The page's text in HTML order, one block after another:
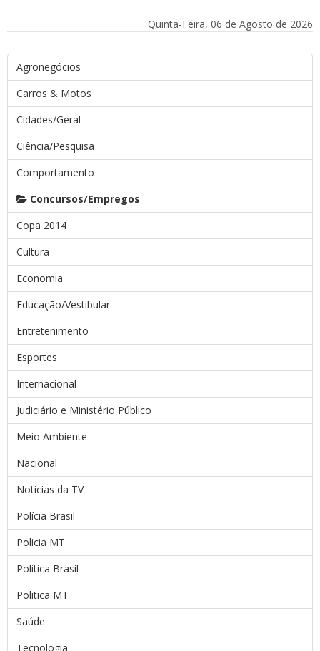
Quinta-Feira, 06 de Agosto de 2026
Agronegócios
Carros & Motos
Cidades/Geral
Ciência/Pesquisa
Comportamento
Concursos/Empregos
Copa 2014
Cultura
Economia
Educação/Vestibular
Entretenimento
Esportes
Internacional
Judiciário e Ministério Público
Meio Ambiente
Nacional
Noticias da TV
Polícia Brasil
Policia MT
Politica Brasil
Politica MT
Saúde
Tecnologia